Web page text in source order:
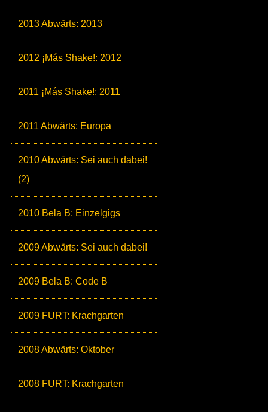
2013 Abwärts: 2013
2012 ¡Más Shake!: 2012
2011 ¡Más Shake!: 2011
2011 Abwärts: Europa
2010 Abwärts: Sei auch dabei!
(2)
2010 Bela B: Einzelgigs
2009 Abwärts: Sei auch dabei!
2009 Bela B: Code B
2009 FURT: Krachgarten
2008 Abwärts: Oktober
2008 FURT: Krachgarten